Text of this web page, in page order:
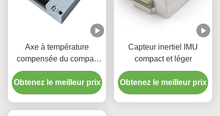
Axe à température
compensée du compas
gyroscopique 16488-C 3
d'accéléromètre d'IMU
Obtenez le meilleur prix
Capteur inertiel IMU
compact et léger
Obtenez le meilleur prix